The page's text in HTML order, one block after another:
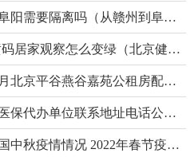
吗（从赣州到阜阳需要隔离吗最新消息）
（北京健康宝变黄码且有弹窗提示怎么变绿码）
京平谷燕谷嘉苑公租房配租公告
办单位联系地址电话公布-天天快报
秋疫情情况 2022年春节疫情情况